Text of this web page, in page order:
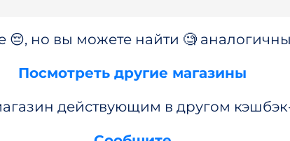
😔, но вы можете найти 🧐
Посмотреть другие магазины
действующим в другом